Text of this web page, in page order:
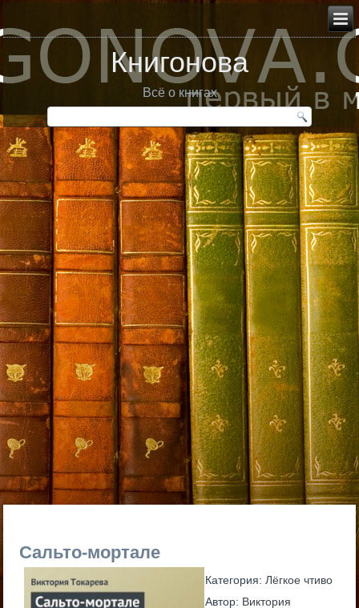
Книгонова
Всё о книгах
Сальто-мортале
Категория: Лёгкое чтиво
Автор: Виктория